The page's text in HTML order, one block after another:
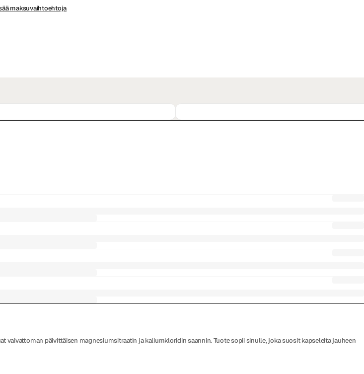
maksuvaihtoehtoja
päivittäisen magnesiumsitraatin ja kaliumkloridin saannin. Tuote sopii sinulle, joka suosit kapseleita jauheen